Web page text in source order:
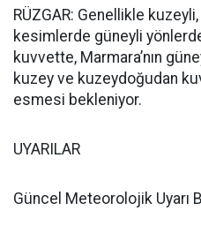
RÜZGAR: Genellikle
kesimlerde güneyli
kuvvette, Marmara’nın
kuzey ve kuzeydoğudan
esmesi bekleniyor.
UYARILAR
Güncel Meteorolojik Uyarı